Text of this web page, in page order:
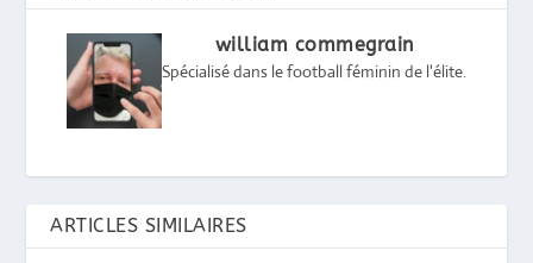
william commegrain
Spécialisé dans le football féminin de l'élite.
ARTICLES SIMILAIRES